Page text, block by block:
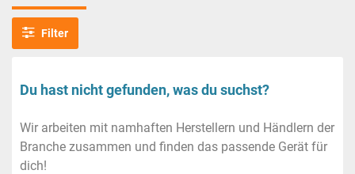
Filter
Du hast nicht gefunden, was du suchst?
Wir arbeiten mit namhaften Herstellern und Händlern der
Branche zusammen und finden das passende Gerät für
dich!